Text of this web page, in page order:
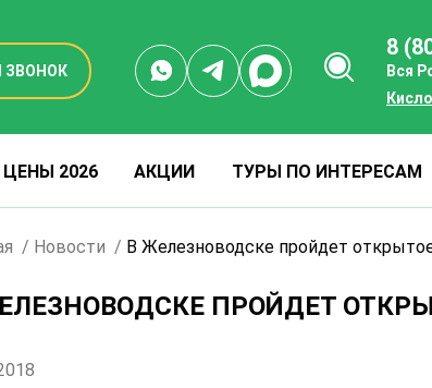
ЗВОНОК
8
Вся
ЦЕНЫ 2026 АКЦИИ ТУРЫ ПО ИНТЕРЕСАМ
Новости В Железноводске пройдет
ПРОЙДЕТ